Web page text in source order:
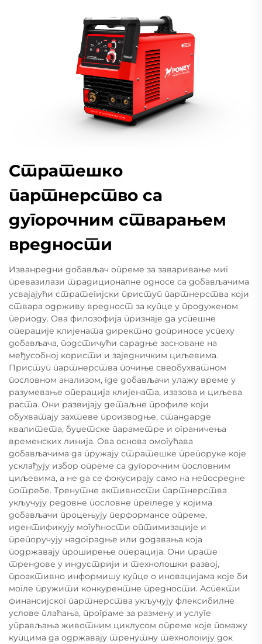
Стратешко
партнерство са
дугорочним стварањем
вредности
Изванредни добављач опреме за заваривање миг
превазилази традиционалне односе са добављачима
усвајајући стратегијски приступ партнерства који
ствара одрживу вредност за купце у продуженом
периоду. Ова филозофија признаје да успешне
операције клијената директно доприносе успеху
добављача, подстичући сарадње засноване на
међусобној користи и заједничким циљевима.
Приступ партнерства почиње свеобухватном
пословном анализом, где добављачи улажу време у
разумевање операција клијената, изазова и циљева
раста. Они развијају детаљне профиле који
обухватају захтеве производње, стандарде
квалитета, буџетске параметре и ограничења
временских линија. Ова основа омогућава
добављачима да пружају стратешке препоруке које
усклађују избор опреме са дугорочним пословним
циљевима, а не да се фокусирају само на непосредне
потребе. Тренутне активности партнерства
укључују редовне пословне прегледе у којима
добављачи процењују перформансе опреме,
идентификују могућности оптимизације и
препоручују надоградње или додавања која
подржавају проширење операција. Они прате
трендове у индустрији и технолошки развој,
проактивно информишу купце о иновацијама које би
могле пружити конкурентне предности. Аспекти
финансијског партнерства укључују флексибилне
услове плаћања, програме за размену и услуге
управљања животним циклусом опреме које помажу
купцима да одржавају тренутну технологију док